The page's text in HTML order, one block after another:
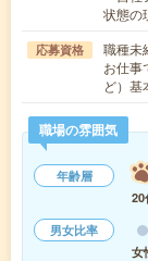
状態の
応募資格
職種未
お仕事
ど）基
職場の雰囲気
年齢層
20
男女比率
女